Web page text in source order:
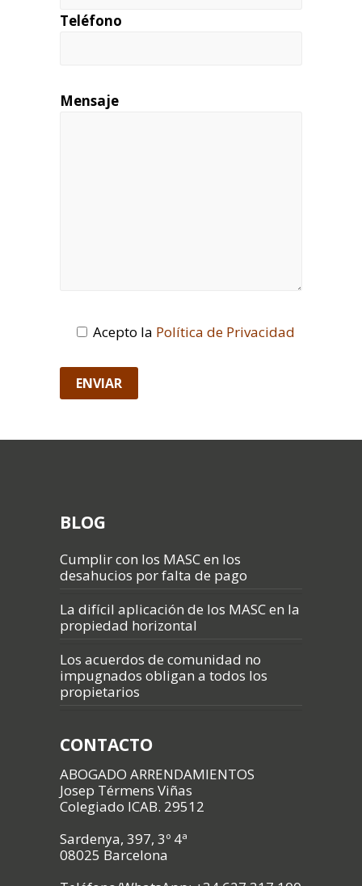
Teléfono
Mensaje
Acepto la Política de Privacidad
BLOG
Cumplir con los MASC en los
desahucios por falta de pago
La difícil aplicación de los MASC en la
propiedad horizontal
Los acuerdos de comunidad no
impugnados obligan a todos los
propietarios
CONTACTO
ABOGADO ARRENDAMIENTOS
Josep Térmens Viñas
Colegiado ICAB. 29512
Sardenya, 397, 3º 4ª
08025 Barcelona